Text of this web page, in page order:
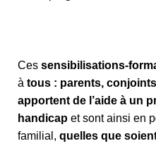
Ces sensibilisations-
à tous : parents,
apportent de l’aide à un
handicap et sont ainsi en
familial, quelles que